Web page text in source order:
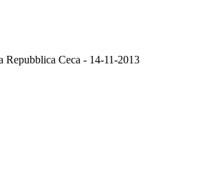
Repubblica Ceca - 14-11-2013